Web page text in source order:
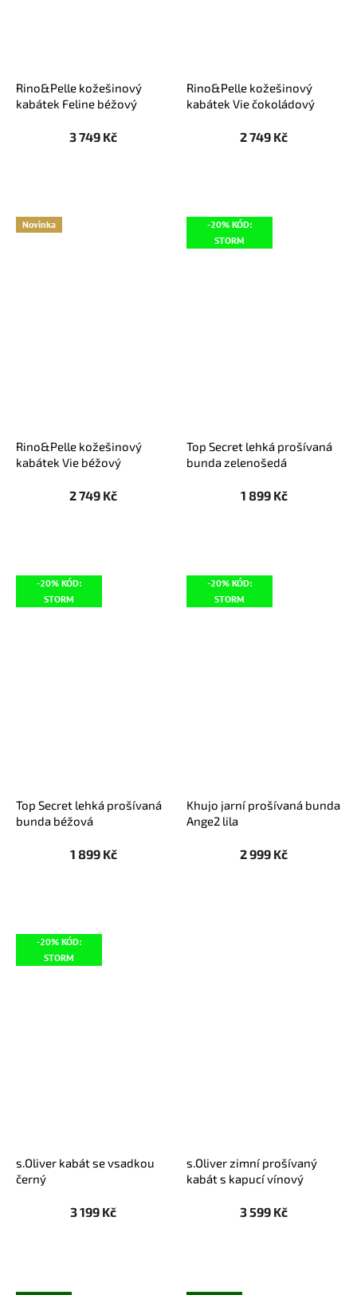
Rino&Pelle kožešinový
kabátek Feline béžový
3 749 Kč
Rino&Pelle kožešinový
kabátek Vie čokoládový
2 749 Kč
Novinka
Rino&Pelle kožešinový
kabátek Vie béžový
2 749 Kč
-20% KÓD:
STORM
Top Secret lehká prošívaná
bunda zelenošedá
1 899 Kč
-20% KÓD:
STORM
Top Secret lehká prošívaná
bunda béžová
1 899 Kč
-20% KÓD:
STORM
Khujo jarní prošívaná bunda
Ange2 lila
2 999 Kč
-20% KÓD:
STORM
s.Oliver kabát se vsadkou
černý
3 199 Kč
s.Oliver zimní prošívaný
kabát s kapucí vínový
3 599 Kč